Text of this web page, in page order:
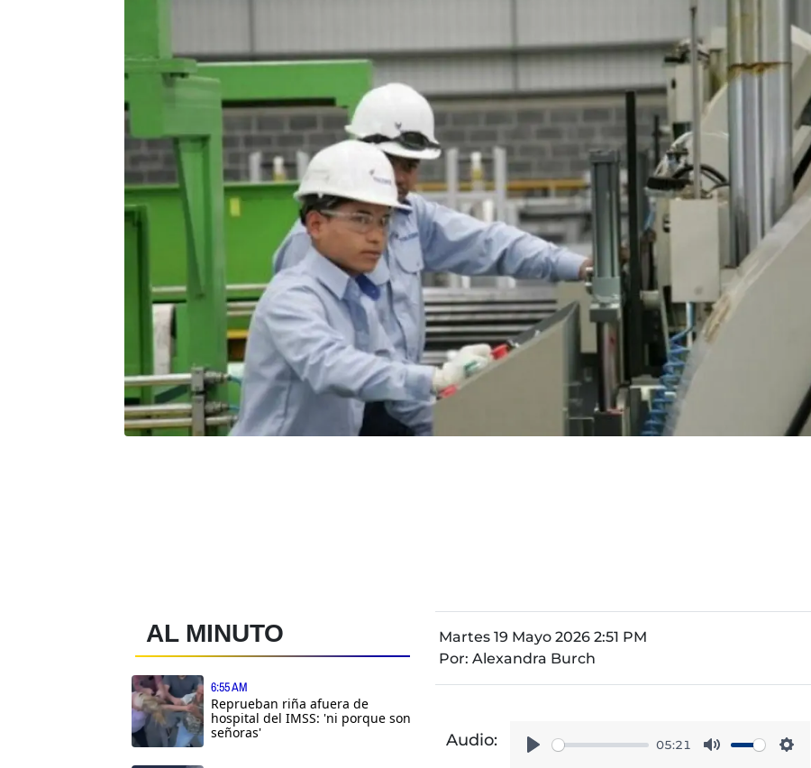
AL MINUTO
6:55 AM
Reprueban riña afuera de
hospital del IMSS: 'ni porque son
señoras'
Martes 19 Mayo 2026 2:51 PM
Por: Alexandra Burch
Audio:
05:21